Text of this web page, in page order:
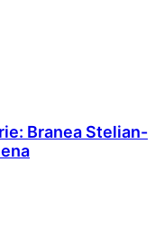
Branea Stelian-